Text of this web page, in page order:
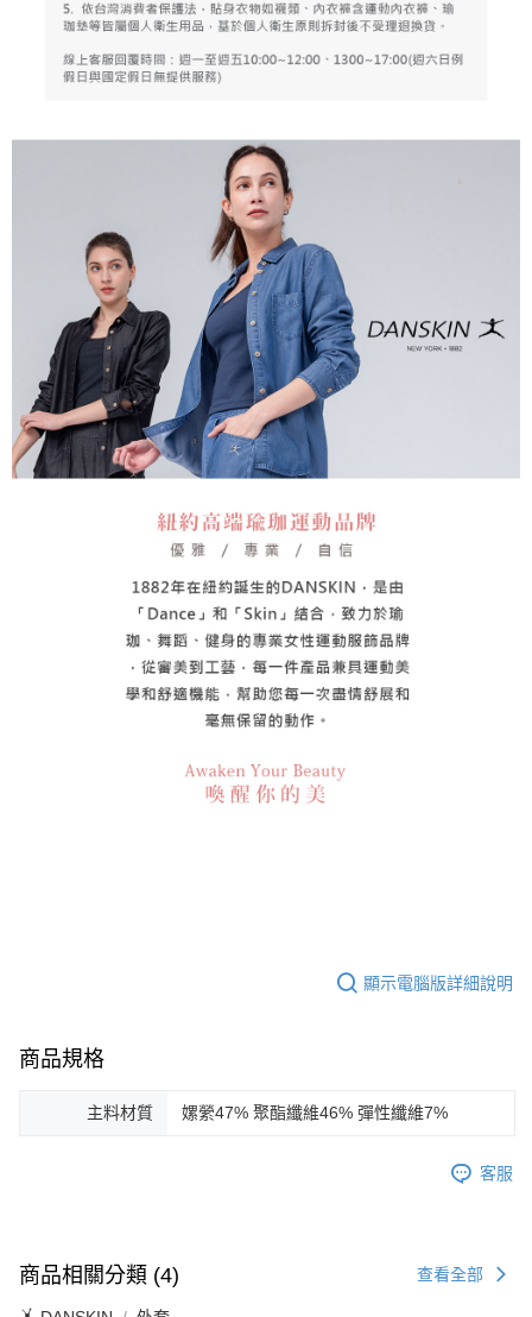
顯示電腦版詳細說明
商品規格
主料材質 嫘縈47% 聚酯纖維46% 彈性纖維7%
客服
商品相關分類 (4) 查看全部